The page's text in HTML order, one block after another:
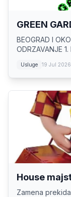
GREEN
BEOGRAD I OKOLINA MESECNO I
ODRZAVANJE 1. KOŠENJE TRAVE KOSILICOM 2. KOŠENJE
OGRADE I
DVORISTA...
Usluge 19 Jul 2026
House
Zamena